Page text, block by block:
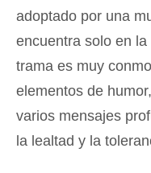
adoptado por una
encuentra solo en
trama es muy
elementos de
varios mensajes
la lealtad y la